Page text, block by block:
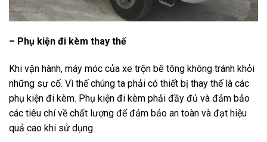
– Phụ kiện đi kèm thay thế
Khi vận hành, máy móc của xe trộn bê tông không tránh khỏi
những sự cố. Vì thế chúng ta phải có thiết bị thay thế là các
phụ kiện đi kèm. Phụ kiện đi kèm phải đầy đủ và đảm bảo
các tiêu chí về chất lượng để đảm bảo an toàn và đạt hiệu
quả cao khi sử dụng.